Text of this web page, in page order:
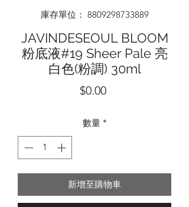
庫存單位： 8809298733889
JAVINDESEOUL BLOOM
粉底液#19 Sheer Pale 亮
白色(粉調) 30ml
$0.00價
數量 *
新增至購物車